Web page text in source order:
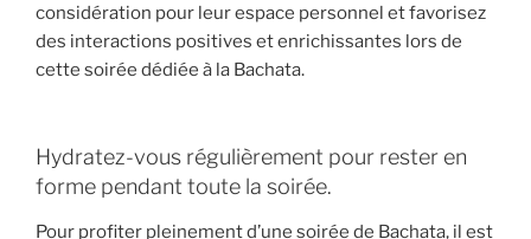
considération pour leur espace personnel et favorisez
des interactions positives et enrichissantes lors de
cette soirée dédiée à la Bachata.
Hydratez-vous régulièrement pour rester en
forme pendant toute la soirée.
Pour profiter pleinement d’une soirée de Bachata, il est